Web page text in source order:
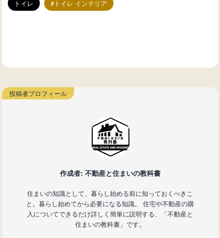
トイレ トイレ インテリア
作成者: 不動産と住まいの教科書
住まいの知識として、暮らし始める前に知っておくべきこ
と。暮らし始めてから必要になる知識。 住宅や不動産の購
入についてできるだけ詳しく簡単に説明する、「不動産と
住まいの教科書」です。